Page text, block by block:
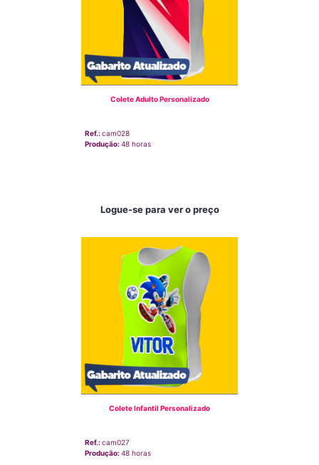
Colete Adulto Personalizado
Ref.:cam028
Produção:48 horas
Logue-se para ver o preço
Colete Infantil Personalizado
Ref.:cam027
Produção:48 horas